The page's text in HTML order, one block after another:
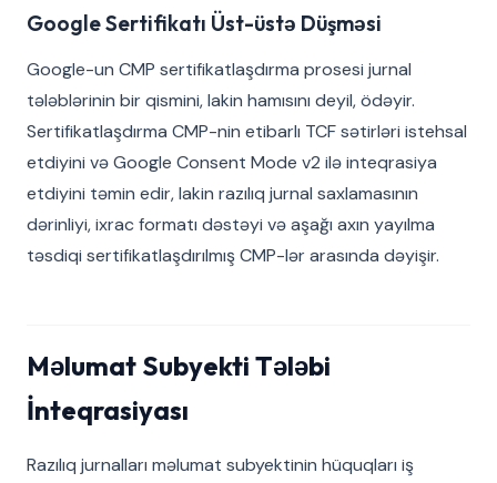
Google Sertifikatı Üst-üstə Düşməsi
Google-un CMP sertifikatlaşdırma prosesi jurnal
tələblərinin bir qismini, lakin hamısını deyil, ödəyir.
Sertifikatlaşdırma CMP-nin etibarlı TCF sətirləri istehsal
etdiyini və Google Consent Mode v2 ilə inteqrasiya
etdiyini təmin edir, lakin razılıq jurnal saxlamasının
dərinliyi, ixrac formatı dəstəyi və aşağı axın yayılma
təsdiqi sertifikatlaşdırılmış CMP-lər arasında dəyişir.
Məlumat Subyekti Tələbi
İnteqrasiyası
Razılıq jurnalları məlumat subyektinin hüquqları iş